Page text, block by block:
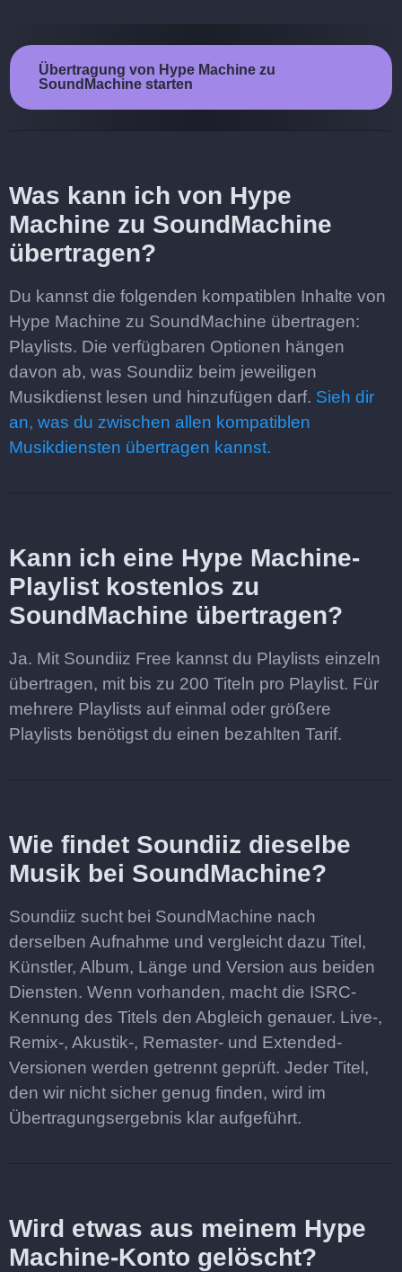
Übertragung von Hype Machine zu
SoundMachine starten
Was kann ich von Hype
Machine zu SoundMachine
übertragen?
Du kannst die folgenden kompatiblen Inhalte von
Hype Machine zu SoundMachine übertragen:
Playlists. Die verfügbaren Optionen hängen
davon ab, was Soundiiz beim jeweiligen
Musikdienst lesen und hinzufügen darf. Sieh dir
an, was du zwischen allen kompatiblen
Musikdiensten übertragen kannst.
Kann ich eine Hype Machine-
Playlist kostenlos zu
SoundMachine übertragen?
Ja. Mit Soundiiz Free kannst du Playlists einzeln
übertragen, mit bis zu 200 Titeln pro Playlist. Für
mehrere Playlists auf einmal oder größere
Playlists benötigst du einen bezahlten Tarif.
Wie findet Soundiiz dieselbe
Musik bei SoundMachine?
Soundiiz sucht bei SoundMachine nach
derselben Aufnahme und vergleicht dazu Titel,
Künstler, Album, Länge und Version aus beiden
Diensten. Wenn vorhanden, macht die ISRC-
Kennung des Titels den Abgleich genauer. Live-,
Remix-, Akustik-, Remaster- und Extended-
Versionen werden getrennt geprüft. Jeder Titel,
den wir nicht sicher genug finden, wird im
Übertragungsergebnis klar aufgeführt.
Wird etwas aus meinem Hype
Machine-Konto gelöscht?